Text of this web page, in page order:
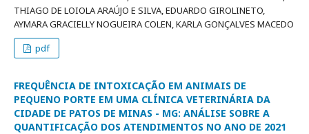
THIAGO DE LOIOLA ARAÚJO E SILVA, EDUARDO GIROLINETO,
AYMARA GRACIELLY NOGUEIRA COLEN, KARLA GONÇALVES MACEDO
pdf
FREQUÊNCIA DE INTOXICAÇÃO EM ANIMAIS DE
PEQUENO PORTE EM UMA CLÍNICA VETERINÁRIA DA
CIDADE DE PATOS DE MINAS - MG: ANÁLISE SOBRE A
QUANTIFICAÇÃO DOS ATENDIMENTOS NO ANO DE 2021